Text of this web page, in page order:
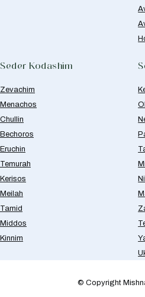
Seder Kodashim
Zevachim
Menachos
Chullin
Bechoros
Eruchin
Temurah
Kerisos
Meilah
Tamid
Middos
Kinnim
© Copyright